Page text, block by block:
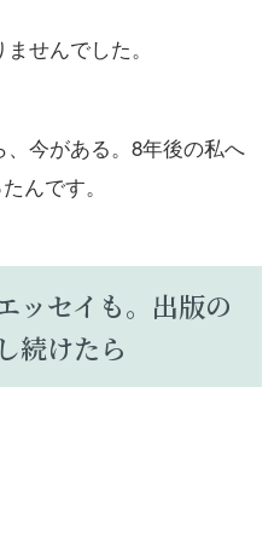
せんでした。
今がある。8年後の私へ
んです。
ッセイも。出版の
続けたら